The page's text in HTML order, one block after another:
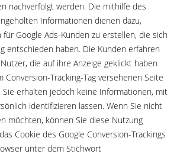
nachverfolgt werden. Die mithilfe des
Informationen dienen dazu,
Google Ads-Kunden zu erstellen, die sich
entschieden haben. Die Kunden erfahren
die auf ihre Anzeige geklickt haben
Tracking-Tag versehenen Seite
erhalten jedoch keine Informationen, mit
identifizieren lassen. Wenn Sie nicht
möchten, können Sie diese Nutzung
Cookie des Google Conversion-Trackings
unter dem Stichwort